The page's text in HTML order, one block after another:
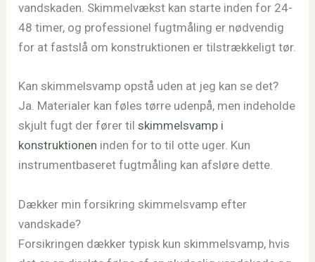
vandskaden. Skimmelvækst kan starte inden for 24-
48 timer, og professionel fugtmåling er nødvendig
for at fastslå om konstruktionen er tilstrækkeligt tør.
Kan skimmelsvamp opstå uden at jeg kan se det?
Ja. Materialer kan føles tørre udenpå, men indeholde
skjult fugt der fører tilskimmelsvamp i
konstruktionen inden for to til otte uger. Kun
instrumentbaseret fugtmåling kan afsløre dette.
Dækker min forsikring skimmelsvamp efter
vandskade?
Forsikringen dækker typisk kun skimmelsvamp, hvis